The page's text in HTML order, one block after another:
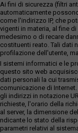
Ai fini di sicurezza (filtri
automaticamente
come l'indirizzo IP, che
vigenti in materia, al fine
medesimo o di recare
costituenti reato. Tali dati
profilazione dell'utente,
I sistemi informatici e le
questo sito web
dati personali la cui
comunicazione di
gli indirizzi in notazione
richieste, l'orario della
al server, la dimensione
ndicante lo stato della
parametri relativi al